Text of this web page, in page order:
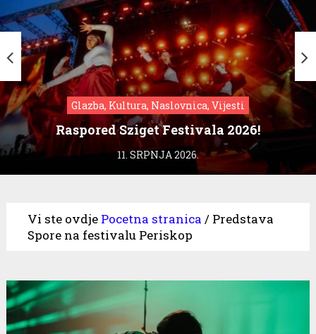
Glazba, Kultura, Naslovnica, Vijesti
Raspored Sziget Festivala 2026!
11. SRPNJA 2026.
Vi ste ovdje Pocetna stranica / Predstava
Spore na festivalu Periskop